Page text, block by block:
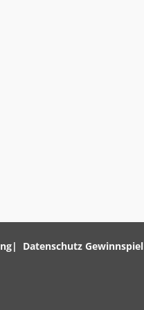
Datenschutz Gewinnspiel